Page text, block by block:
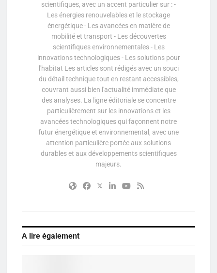
scientifiques, avec un accent particulier sur : -
Les énergies renouvelables et le stockage
énergétique - Les avancées en matière de
mobilité et transport - Les découvertes
scientifiques environnementales - Les
innovations technologiques - Les solutions pour
l'habitat Les articles sont rédigés avec un souci
du détail technique tout en restant accessibles,
couvrant aussi bien l'actualité immédiate que
des analyses. La ligne éditoriale se concentre
particulièrement sur les innovations et les
avancées technologiques qui façonnent notre
futur énergétique et environnemental, avec une
attention particulière portée aux solutions
durables et aux développements scientifiques
majeurs.
A lire également